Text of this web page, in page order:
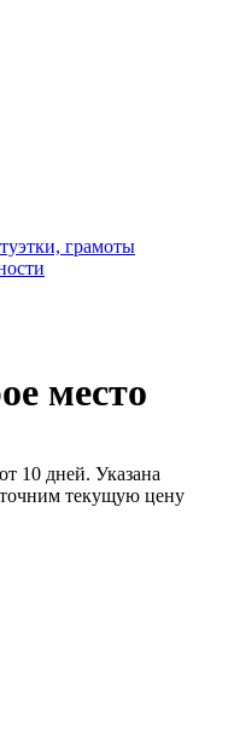
грамоты
место
10 дней. Указана
текущую цену